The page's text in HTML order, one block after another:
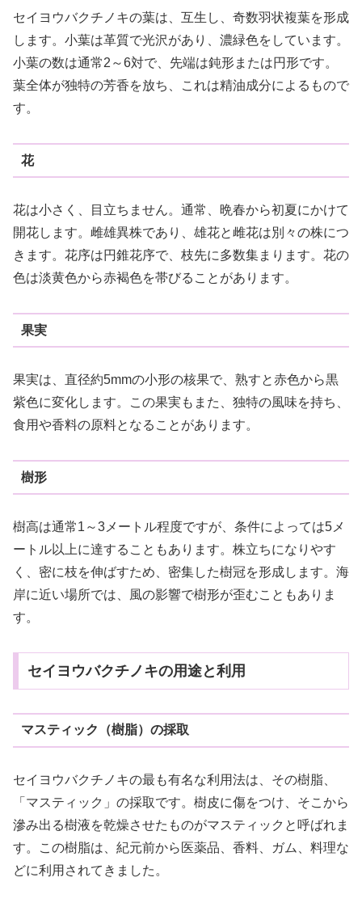
セイヨウバクチノキの葉は、互生し、奇数羽状複葉を形成
します。小葉は革質で光沢があり、濃緑色をしています。
小葉の数は通常2～6対で、先端は鈍形または円形です。
葉全体が独特の芳香を放ち、これは精油成分によるもので
す。
花
花は小さく、目立ちません。通常、晩春から初夏にかけて
開花します。雌雄異株であり、雄花と雌花は別々の株につ
きます。花序は円錐花序で、枝先に多数集まります。花の
色は淡黄色から赤褐色を帯びることがあります。
果実
果実は、直径約5mmの小形の核果で、熟すと赤色から黒
紫色に変化します。この果実もまた、独特の風味を持ち、
食用や香料の原料となることがあります。
樹形
樹高は通常1～3メートル程度ですが、条件によっては5メ
ートル以上に達することもあります。株立ちになりやす
く、密に枝を伸ばすため、密集した樹冠を形成します。海
岸に近い場所では、風の影響で樹形が歪むこともありま
す。
セイヨウバクチノキの用途と利用
マスティック（樹脂）の採取
セイヨウバクチノキの最も有名な利用法は、その樹脂、
「マスティック」の採取です。樹皮に傷をつけ、そこから
滲み出る樹液を乾燥させたものがマスティックと呼ばれま
す。この樹脂は、紀元前から医薬品、香料、ガム、料理な
どに利用されてきました。